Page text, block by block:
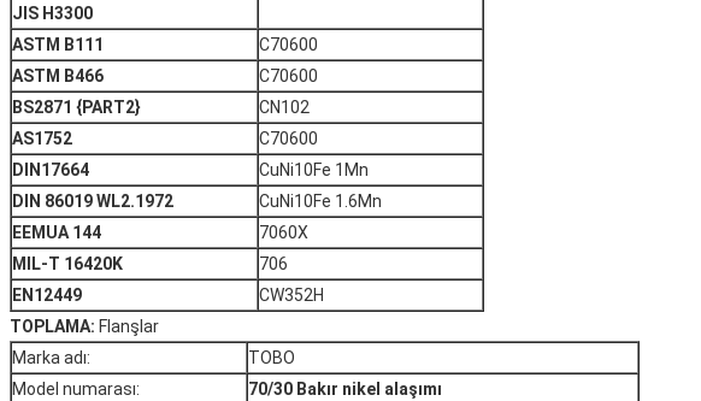
JIS H3300
ASTM B111
C70600
ASTM B466
C70600
BS2871 {PART2}
CN102
AS1752
C70600
DIN17664
CuNi10Fe 1Mn
DIN 86019 WL2.1972
CuNi10Fe 1.6Mn
EEMUA 144
7060X
MIL-T 16420K
706
EN12449
CW352H
TOPLAMA: Flanşlar
Marka adı:
TOBO
Model numarası:
70/30 Bakır nikel alaşımı